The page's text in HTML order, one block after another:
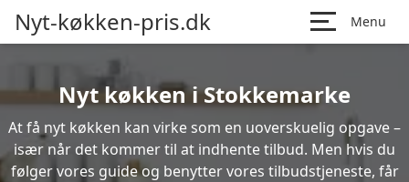
Nyt-køkken-pris.dk Menu
Nyt køkken i Stokkemarke
At få nyt køkken kan virke som en uoverskuelig opgave –
især når det kommer til at indhente tilbud. Men hvis du
følger vores guide og benytter vores tilbudstjeneste, får